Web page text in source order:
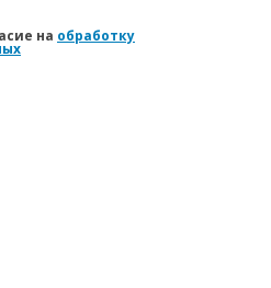
на обработку